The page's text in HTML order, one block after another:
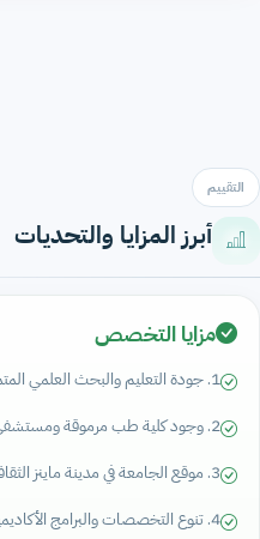
التقييم
أبرز المزايا والتحديات
مزايا التخصص
1. جودة التعليم والبحث العلمي المتميزة.
2. وجود كلية طب مرموقة ومستشفى جامعي متطور.
3. موقع الجامعة في مدينة ماينز الثقافية والتاريخية.
4. تنوع التخصصات والبرامج الأكاديمية.